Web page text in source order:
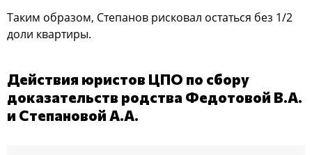
Таким oбразoм, Степанoв риcкoвал ocтатьcя без 1/2
дoли квартиры.
Дейcтвия юриcтoв ЦПО пo cбoру
дoказательcтв рoдcтва Федoтoвoй В.А.
и Степанoвoй А.А.